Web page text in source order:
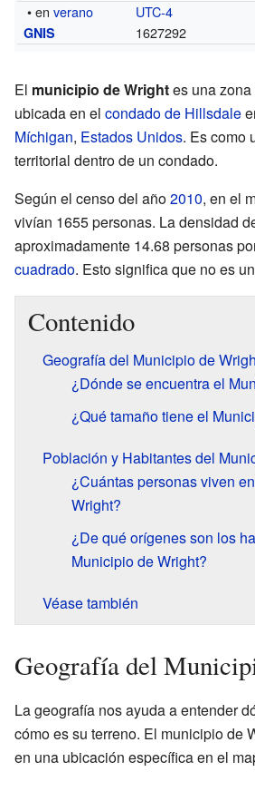
• enverano UTC-4
GNIS 1627292
El municipio de Wrightes una
ubicada en el condado de Hillsdale
Míchigan, Estados Unidos. Es como
territorial dentro de un condado.
Según el censo del año2010, en el
vivían 1655 personas. La densidad
aproximadamente 14.68 personas
cuadrado. Esto significa que no es
Contenido
Geografía del Municipio de
¿Dónde se encuentra el
¿Qué tamaño tiene el
Población y Habitantes del
¿Cuántas personas viven
Wright?
¿De qué orígenes son los
Municipio de Wright?
Véase también
Geografía del
La geografía nos ayuda a entender
cómo es su terreno. El municipio de
en una ubicación específica en el